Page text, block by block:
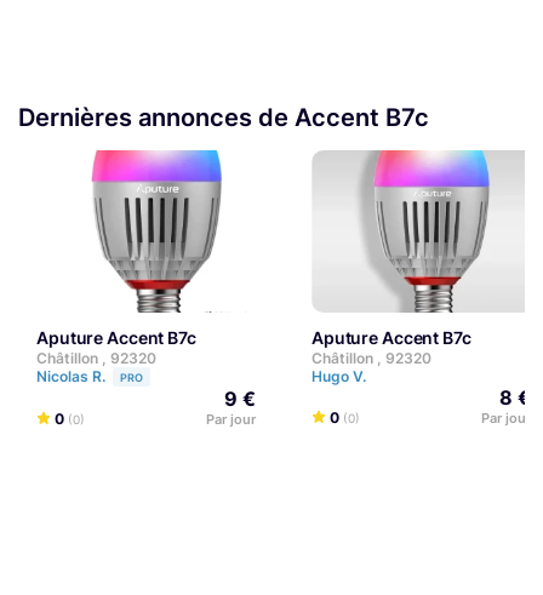
Dernières annonces de Accent B7c
Aputure Accent B7c
Châtillon , 92320
Nicolas R.
PRO
0 (0)
9 €
Par jour
Aputure Accent B7c
Châtillon , 92320
Hugo V.
0 (0)
8 €
Par jour